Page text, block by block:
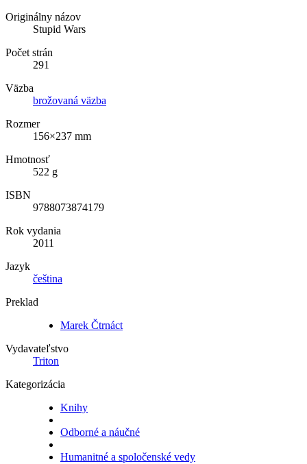
Originálny názov
Stupid Wars
Počet strán
291
Väzba
brožovaná väzba
Rozmer
156×237 mm
Hmotnosť
522 g
ISBN
9788073874179
Rok vydania
2011
Jazyk
čeština
Preklad
Marek Čtrnáct
Vydavateľstvo
Triton
Kategorizácia
Knihy
Odborné a náučné
Humanitné a spoločenské vedy